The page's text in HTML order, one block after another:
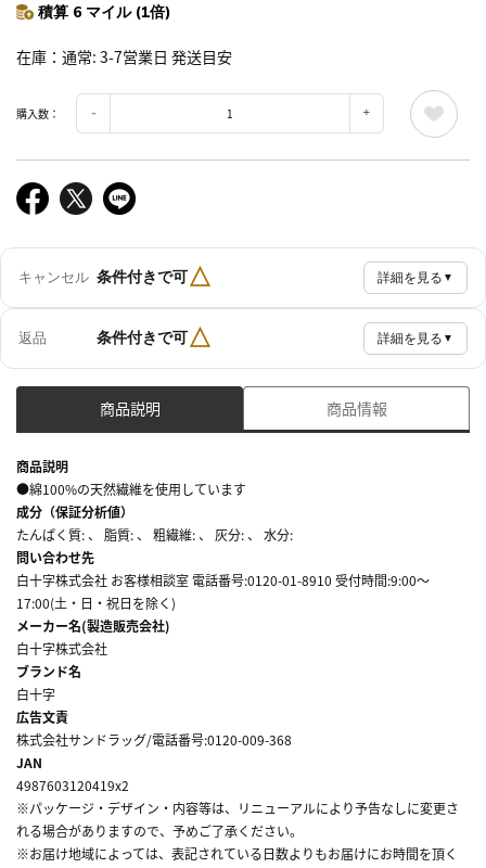
積算 6 マイル (1倍)
在庫 通常: 3-7営業日 発送目安
購入数：
キャンセル 条件付きで可△ 詳細を見る ▼
返品 条件付きで可△ 詳細を見る ▼
商品説明 商品情報
商品説明
●綿100%の天然繊維を使用しています
成分（保証分析値）
たんぱく質: 、 脂質: 、 粗繊維: 、 灰分: 、 水分:
問い合わせ先
白十字株式会社 お客様相談室 電話番号:0120-01-8910 受付時間:9:00～
17:00(土・日・祝日を除く)
メーカー名(製造販売会社)
白十字株式会社
ブランド名
白十字
広告文責
株式会社サンドラッグ/電話番号:0120-009-368
JAN
4987603120419x2
※パッケージ・デザイン・内容等は、リニューアルにより予告なしに変更さ
れる場合がありますので、予めご了承ください。
※お届け地域によっては、表記されている日数よりもお届けにお時間を頂く